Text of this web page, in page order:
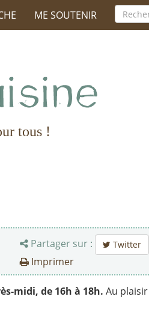
ME SOUTENIR
tous !
Partager sur : Twitter
Imprimer
midi, de 16h à 18h. Au